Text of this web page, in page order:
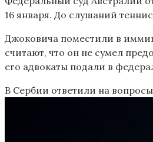
16 января. До слушаний
Джоковича поместили в
считают, что он не сумел
его адвокаты подали в
В Сербии ответили на